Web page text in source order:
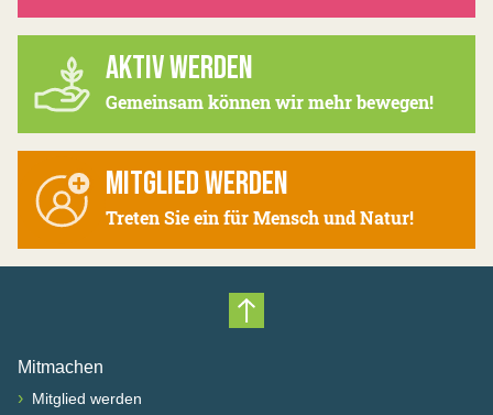
AKTIV WERDEN
Gemeinsam können wir mehr bewegen!
MITGLIED WERDEN
Treten Sie ein für Mensch und Natur!
Nach oben scrollen
Mitmachen
› Mitglied werden